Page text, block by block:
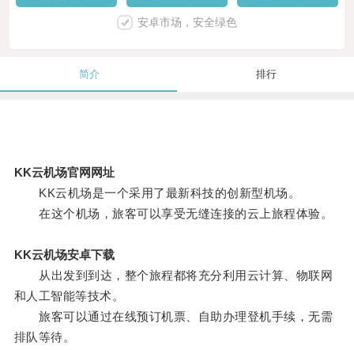
安卓市场，安全绿色
简介 排行
KK云机场官网网址
KK云机场是一个采用了最新科技的创新型机场。
在这个机场，旅客可以享受无缝连接的云上旅程体验。
KK云机场安卓下载
从出发到到达，整个旅程都将充分利用云计算、物联网
和人工智能等技术。
旅客可以通过在线预订机票、自助办理登机手续，无需
排队等待。